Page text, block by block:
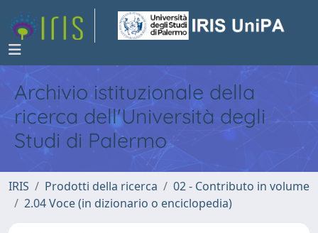
Archivio istituzionale della
ricerca dell'Università degli
Studi di Palermo
IRIS Prodotti della ricerca
02 - Contributo in volume
2.04 Voce (in dizionario o enciclopedia)